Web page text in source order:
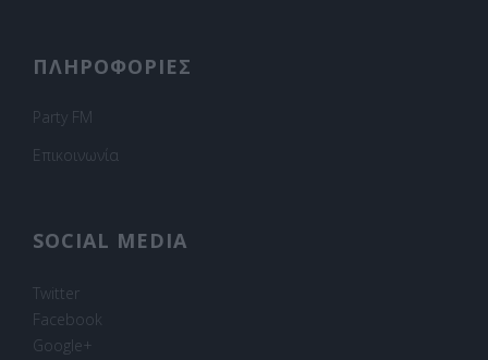
ΠΛΗΡΟΦΟΡΙΕΣ
Party FM
Επικοινωνία
SOCIAL MEDIA
Twitter
Facebook
Google+